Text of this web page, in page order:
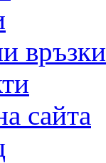
връзки
сайта